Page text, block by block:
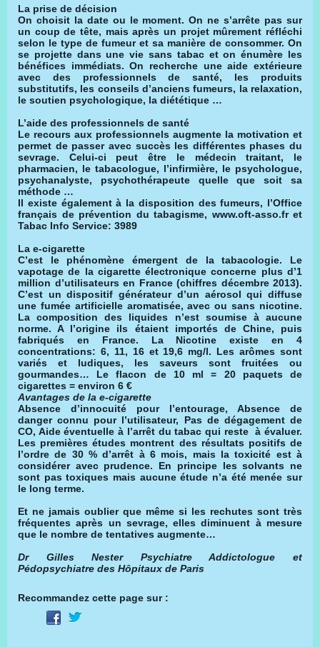
La prise de décision
On choisit la date ou le moment. On ne s’arrête pas sur
un coup de tête, mais après un projet mûrement réfléchi
selon le type de fumeur et sa manière de consommer. On
se projette dans une vie sans tabac et on énumère les
bénéfices immédiats. On recherche une aide extérieure
avec des professionnels de santé, les produits
substitutifs, les conseils d’anciens fumeurs, la relaxation,
le soutien psychologique, la diététique …
L’aide des professionnels de santé
Le recours aux professionnels augmente la motivation et
permet de passer avec succès les différentes phases du
sevrage. Celui-ci peut être le médecin traitant, le
pharmacien, le tabacologue, l’infirmière, le psychologue,
psychanalyste, psychothérapeute quelle que soit sa
méthode …
Il existe également à la disposition des fumeurs, l’Office
français de prévention du tabagisme, www.oft-asso.fr et
Tabac Info Service: 3989
La e-cigarette
C’est le phénomène émergent de la tabacologie. Le
vapotage de la cigarette électronique concerne plus d’1
million d’utilisateurs en France (chiffres décembre 2013).
C’est un dispositif générateur d’un aérosol qui diffuse
une fumée artificielle aromatisée, avec ou sans nicotine.
La composition des liquides n’est soumise à aucune
norme. A l’origine ils étaient importés de Chine, puis
fabriqués en France. La Nicotine existe en 4
concentrations: 6, 11, 16 et 19,6 mg/l. Les arômes sont
variés et ludiques, les saveurs sont fruitées ou
gourmandes… Le flacon de 10 ml = 20 paquets de
cigarettes = environ 6 €
Avantages de la e-cigarette
Absence d’innocuité pour l’entourage, Absence de
danger connu pour l’utilisateur, Pas de dégagement de
CO, Aide éventuelle à l’arrêt du tabac qui reste à évaluer.
Les premières études montrent des résultats positifs de
l’ordre de 30 % d’arrêt à 6 mois, mais la toxicité est à
considérer avec prudence. En principe les solvants ne
sont pas toxiques mais aucune étude n’a été menée sur
le long terme.
Et ne jamais oublier que même si les rechutes sont très
fréquentes après un sevrage, elles diminuent à mesure
que le nombre de tentatives augmente…
Dr Gilles Nester Psychiatre Addictologue et
Pédopsychiatre des Hôpitaux de Paris
Recommandez cette page sur :